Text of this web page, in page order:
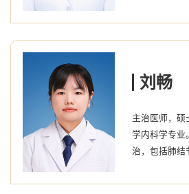
管扩张症、胸
呼吸衰竭等呼
有较丰富的经
刘畅
主治医师，硕
学内科学专业
治，包括肺结
塞、肺癌等呼